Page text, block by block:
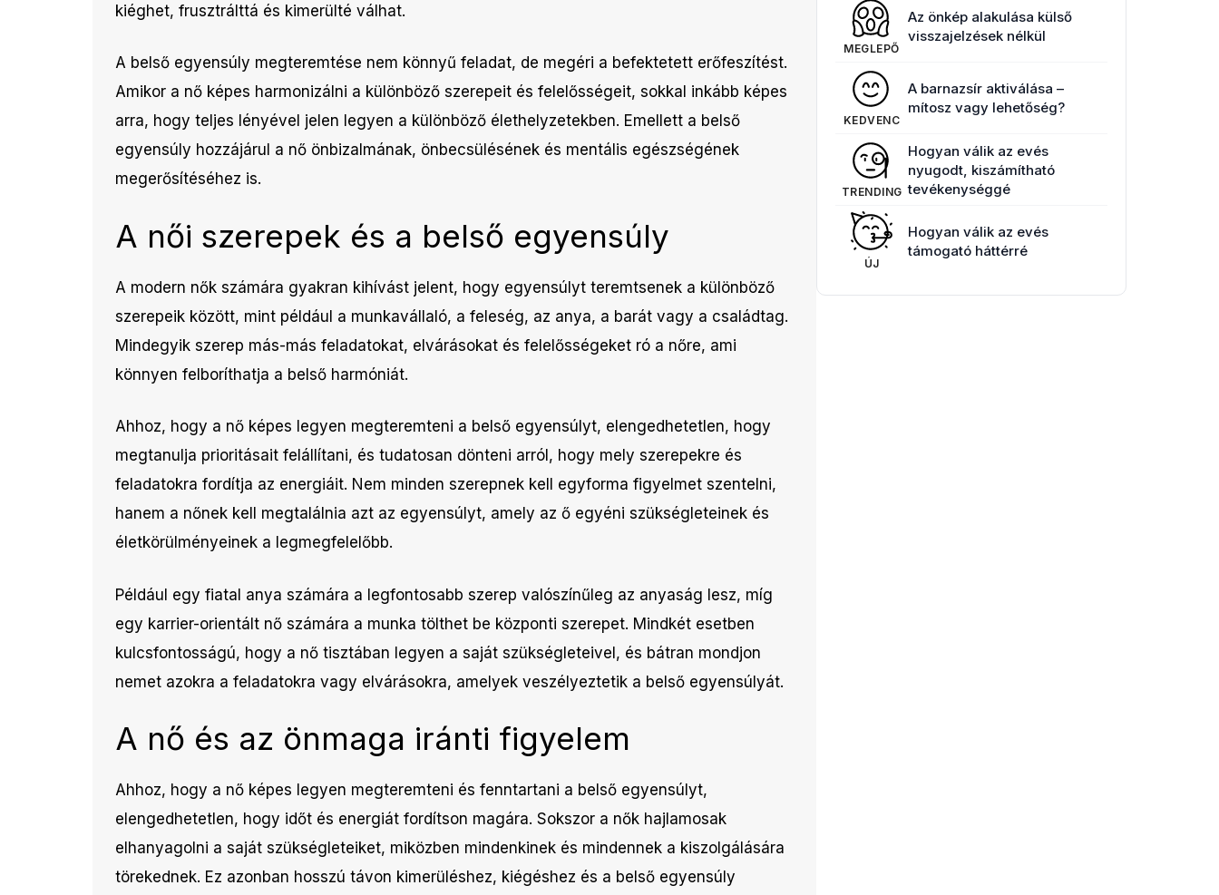
kiéghet, frusztrálttá és kimerülté válhat.
A belső egyensúly megteremtése nem könnyű feladat, de megéri a befektetett erőfeszítést.
Amikor a nő képes harmonizálni a különböző szerepeit és felelősségeit, sokkal inkább képes
arra, hogy teljes lényével jelen legyen a különböző élethelyzetekben. Emellett a belső
egyensúly hozzájárul a nő önbizalmának, önbecsülésének és mentális egészségének
megerősítéséhez is.
A női szerepek és a belső egyensúly
A modern nők számára gyakran kihívást jelent, hogy egyensúlyt teremtsenek a különböző
szerepeik között, mint például a munkavállaló, a feleség, az anya, a barát vagy a családtag.
Mindegyik szerep más-más feladatokat, elvárásokat és felelősségeket ró a nőre, ami
könnyen felboríthatja a belső harmóniát.
Ahhoz, hogy a nő képes legyen megteremteni a belső egyensúlyt, elengedhetetlen, hogy
megtanulja prioritásait felállítani, és tudatosan dönteni arról, hogy mely szerepekre és
feladatokra fordítja az energiáit. Nem minden szerepnek kell egyforma figyelmet szentelni,
hanem a nőnek kell megtalálnia azt az egyensúlyt, amely az ő egyéni szükségleteinek és
életkörülményeinek a legmegfelelőbb.
Például egy fiatal anya számára a legfontosabb szerep valószínűleg az anyaság lesz, míg
egy karrier-orientált nő számára a munka tölthet be központi szerepet. Mindkét esetben
kulcsfontosságú, hogy a nő tisztában legyen a saját szükségleteivel, és bátran mondjon
nemet azokra a feladatokra vagy elvárásokra, amelyek veszélyeztetik a belső egyensúlyát.
A nő és az önmaga iránti figyelem
Ahhoz, hogy a nő képes legyen megteremteni és fenntartani a belső egyensúlyt,
elengedhetetlen, hogy időt és energiát fordítson magára. Sokszor a nők hajlamosak
elhanyagolni a saját szükségleteiket, miközben mindenkinek és mindennek a kiszolgálására
törekednek. Ez azonban hosszú távon kimerüléshez, kiégéshez és a belső egyensúly
MEGLEPŐ
Az önkép alakulása külső
visszajelzések nélkül
KEDVENC
A barnazsír aktiválása –
mítosz vagy lehetőség?
TRENDING
Hogyan válik az evés
nyugodt, kiszámítható
tevékenységgé
ÚJ
Hogyan válik az evés
támogató háttérré